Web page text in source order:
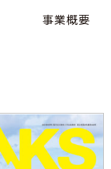
事業概要